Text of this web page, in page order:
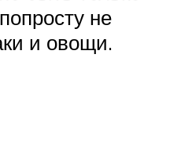
не
и овощи.